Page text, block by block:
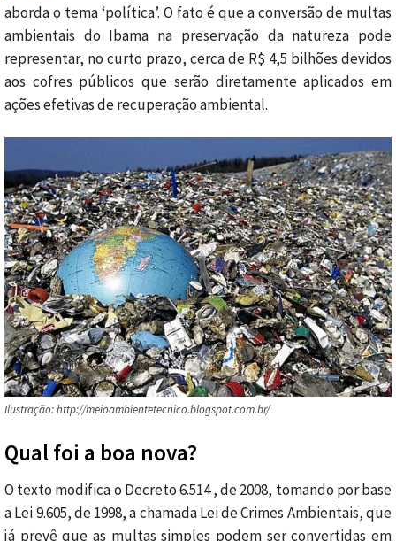
aborda o tema ‘política’. O fato é que a conversão de multas
ambientais do Ibama na preservação da natureza pode
representar, no curto prazo, cerca de R$ 4,5 bilhões devidos
aos cofres públicos que serão diretamente aplicados em
ações efetivas de recuperação ambiental.
Ilustração: http://meioambientetecnico.blogspot.com.br/
Qual foi a boa nova?
O texto modifica o Decreto 6.514 , de 2008, tomando por base
a Lei 9.605, de 1998, a chamada Lei de Crimes Ambientais, que
já prevê que as multas simples podem ser convertidas em